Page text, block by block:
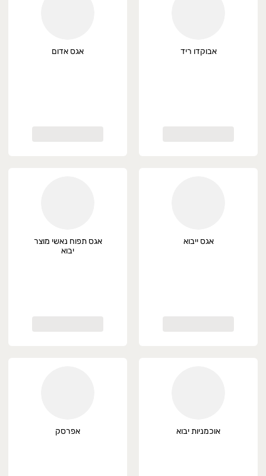
אבוקדו ריד אגס אדום
אגס ייבוא
אגס תפוח נאשי מוצר
יבוא
אוכמניות יבוא אפרסק